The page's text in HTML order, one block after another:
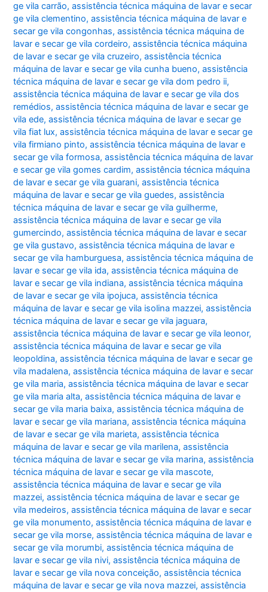
ge vila carrão,assistência técnica máquina de lavar e secar
ge vila clementino,assistência técnica máquina de lavar e
secar ge vila congonhas,assistência técnica máquina de
lavar e secar ge vila cordeiro,assistência técnica máquina
de lavar e secar ge vila cruzeiro,assistência técnica
máquina de lavar e secar ge vila cunha bueno,assistência
técnica máquina de lavar e secar ge vila dom pedro ii,
assistência técnica máquina de lavar e secar ge vila dos
remédios,assistência técnica máquina de lavar e secar ge
vila ede,assistência técnica máquina de lavar e secar ge
vila fiat lux,assistência técnica máquina de lavar e secar ge
vila firmiano pinto,assistência técnica máquina de lavar e
secar ge vila formosa,assistência técnica máquina de lavar
e secar ge vila gomes cardim,assistência técnica máquina
de lavar e secar ge vila guarani,assistência técnica
máquina de lavar e secar ge vila guedes,assistência
técnica máquina de lavar e secar ge vila guilherme,
assistência técnica máquina de lavar e secar ge vila
gumercindo,assistência técnica máquina de lavar e secar
ge vila gustavo,assistência técnica máquina de lavar e
secar ge vila hamburguesa,assistência técnica máquina de
lavar e secar ge vila ida,assistência técnica máquina de
lavar e secar ge vila indiana,assistência técnica máquina
de lavar e secar ge vila ipojuca,assistência técnica
máquina de lavar e secar ge vila isolina mazzei,assistência
técnica máquina de lavar e secar ge vila jaguara,
assistência técnica máquina de lavar e secar ge vila leonor,
assistência técnica máquina de lavar e secar ge vila
leopoldina,assistência técnica máquina de lavar e secar ge
vila madalena,assistência técnica máquina de lavar e secar
ge vila maria,assistência técnica máquina de lavar e secar
ge vila maria alta,assistência técnica máquina de lavar e
secar ge vila maria baixa,assistência técnica máquina de
lavar e secar ge vila mariana,assistência técnica máquina
de lavar e secar ge vila marieta,assistência técnica
máquina de lavar e secar ge vila marilena,assistência
técnica máquina de lavar e secar ge vila marina,assistência
técnica máquina de lavar e secar ge vila mascote,
assistência técnica máquina de lavar e secar ge vila
mazzei,assistência técnica máquina de lavar e secar ge
vila medeiros,assistência técnica máquina de lavar e secar
ge vila monumento,assistência técnica máquina de lavar e
secar ge vila morse,assistência técnica máquina de lavar e
secar ge vila morumbi,assistência técnica máquina de
lavar e secar ge vila nivi,assistência técnica máquina de
lavar e secar ge vila nova conceição,assistência técnica
máquina de lavar e secar ge vila nova mazzei,assistência